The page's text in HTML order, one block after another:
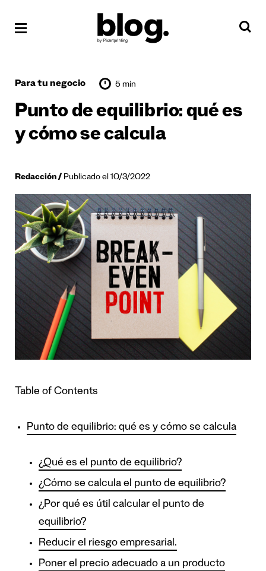
Para tu negocio 5 min
Punto de equilibrio: qué es
y cómo se calcula
Redacción Publicado el 10/3/2022
Table of Contents
Punto de equilibrio: qué es y cómo se calcula
¿Qué es el punto de equilibrio?
¿Cómo se calcula el punto de equilibrio?
¿Por qué es útil calcular el punto de
equilibrio?
Reducir el riesgo empresarial.
Poner el precio adecuado a un producto